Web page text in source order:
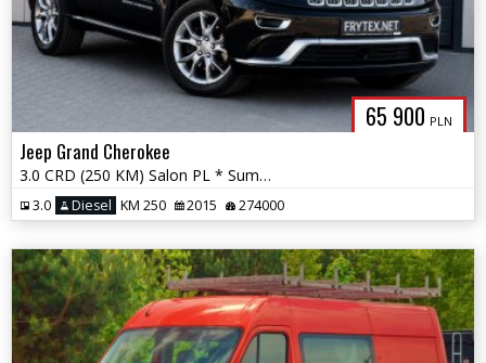
65 900 PLN
Jeep Grand Cherokee
3.0 CRD (250 KM) Salon PL * Summit * 4x4 * Panorama * El. Klapa * LED
3.0 Diesel KM 250 2015 274000